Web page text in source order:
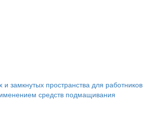
замкнутых пространства для работников
средств подмащивания